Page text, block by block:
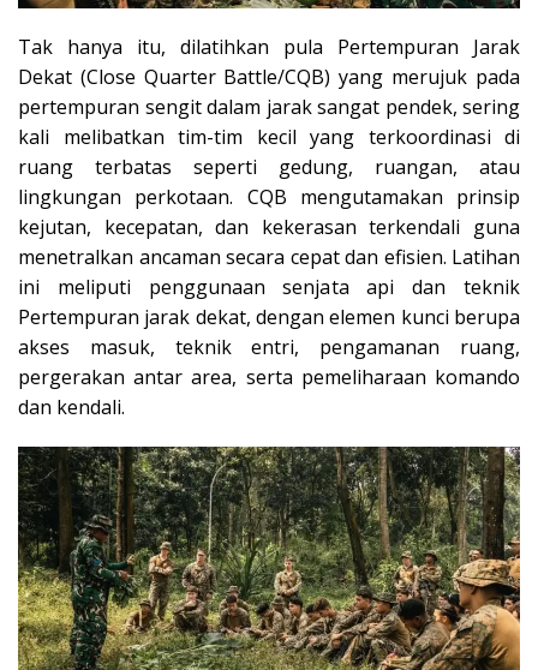
Tak hanya itu, dilatihkan pula Pertempuran Jarak
Dekat (Close Quarter Battle/CQB) yang merujuk pada
pertempuran sengit dalam jarak sangat pendek, sering
kali melibatkan tim-tim kecil yang terkoordinasi di
ruang terbatas seperti gedung, ruangan, atau
lingkungan perkotaan. CQB mengutamakan prinsip
kejutan, kecepatan, dan kekerasan terkendali guna
menetralkan ancaman secara cepat dan efisien. Latihan
ini meliputi penggunaan senjata api dan teknik
Pertempuran jarak dekat, dengan elemen kunci berupa
akses masuk, teknik entri, pengamanan ruang,
pergerakan antar area, serta pemeliharaan komando
dan kendali.